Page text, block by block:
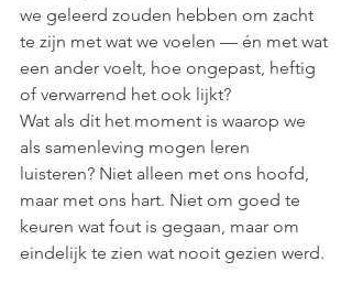
we geleerd zouden hebben om zacht
te zijn met wat we voelen — én met wat
een ander voelt, hoe ongepast, heftig
of verwarrend het ook lijkt?
Wat als dit het moment is waarop we
als samenleving mogen leren
luisteren? Niet alleen met ons hoofd,
maar met ons hart. Niet om goed te
keuren wat fout is gegaan, maar om
eindelijk te zien wat nooit gezien werd.